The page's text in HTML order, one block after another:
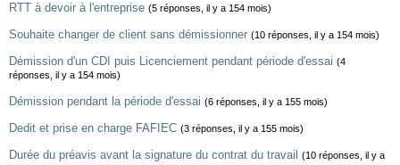
RTT à devoir à l'entreprise (5 réponses, il y a 154 mois)
Souhaite changer de client sans démissionner (10 réponses, il y a 154 mois)
Démission d'un CDI puis Licenciement pendant période d'essai (4
réponses, il y a 154 mois)
Démission pendant la période d'essai (6 réponses, il y a 155 mois)
Dedit et prise en charge FAFIEC (3 réponses, il y a 155 mois)
Durée du préavis avant la signature du contrat du travail
(10 réponses, il y a